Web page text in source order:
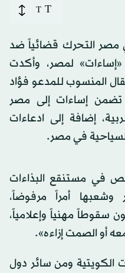
T
T
مصر التحرك قضائياً ضد
لمصر، وأكدت
المنسوب للمدعو فؤاد
تضمن إساءات إلى مصر
إضافة إلى ادعاءات
في مصر.
في مستنقع البذاءات
أمراً مرفوضاً،
سقوطاً مهنياً وإعلامياً،
أو الصمت إزاءه».
الكويتية ومن سائر دول